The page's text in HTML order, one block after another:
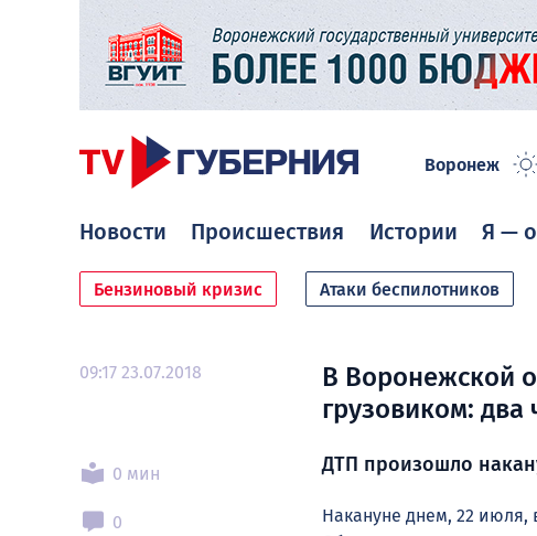
Воронеж
Новости Происшествия Истории Я —
Бензиновый кризис Атаки беспилотников
09:17 23.07.2018
0 мин
0
В Воронежской
грузовиком: два
ДТП произошло
Накануне днем, 22 июля,